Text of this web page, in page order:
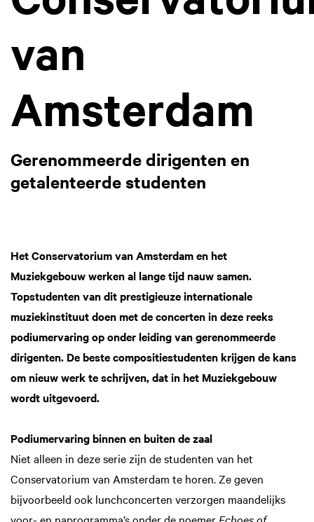
van
Amsterdam
Gerenommeerde dirigenten en
getalenteerde studenten
Het Conservatorium van Amsterdam en het
Muziekgebouw werken al lange tijd nauw samen.
Topstudenten van dit prestigieuze internationale
muziekinstituut doen met de concerten in deze reeks
podiumervaring op onder leiding van gerenommeerde
dirigenten. De beste compositiestudenten krijgen de kans
om nieuw werk te schrijven, dat in het Muziekgebouw
wordt uitgevoerd.
Podiumervaring binnen en buiten de zaal
Niet alleen in deze serie zijn de studenten van het
Conservatorium van Amsterdam te horen. Ze geven
bijvoorbeeld ook lunchconcerten verzorgen maandelijks